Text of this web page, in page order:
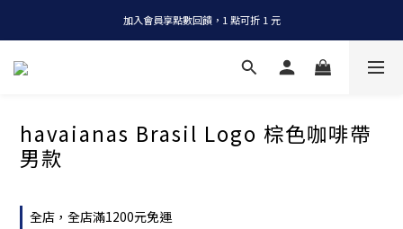
全店消費滿 NT$1200，即享免運
加入會員享點數回饋，1 點可折 1 元
全店消費滿 NT$1200，即享免運
havaianas Brasil Logo 棕色咖啡帶
男款
全店，全店滿1200元免運